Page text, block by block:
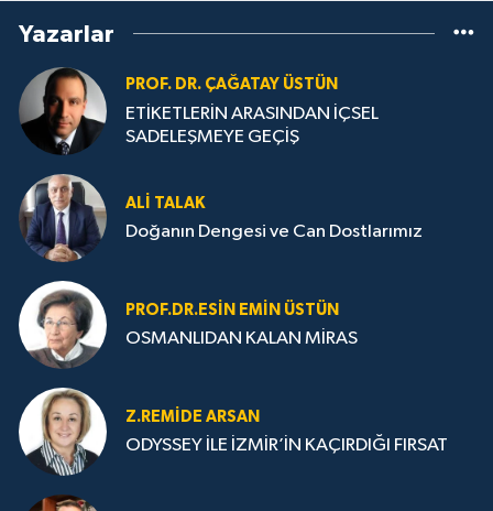
Yazarlar
PROF. DR. ÇAĞATAY ÜSTÜN
ETİKETLERİN ARASINDAN İÇSEL
SADELEŞMEYE GEÇİŞ
ALI TALAK
Doğanın Dengesi ve Can Dostlarımız
PROF.DR.ESIN EMIN ÜSTÜN
OSMANLIDAN KALAN MİRAS
Z.REMIDE ARSAN
ODYSSEY İLE İZMİR’İN KAÇIRDIĞI FIRSAT